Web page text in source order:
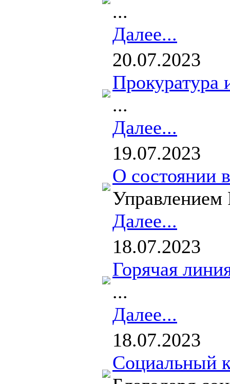
...
Далее...
20.07.2023
Прокуратура
...
Далее...
19.07.2023
О состоянии
Управлением
Далее...
18.07.2023
Горячая
...
Далее...
18.07.2023
Социальный